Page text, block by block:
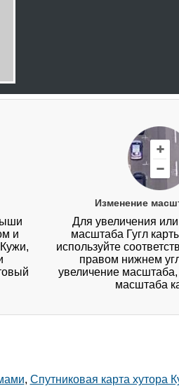
и
Изменение
Для увеличения
масштаба Гугл
используйте
правом нижнем
увеличение
масштаба
, Спутниковая карта хутора